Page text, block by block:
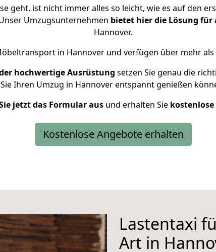
geht, ist nicht immer alles so leicht, wie es auf den
Umzugsunternehmen bietet hier die Lösung für
Hannover.
in Hannover und verfügen über mehr als
hochwertige Ausrüstung setzen Sie genau die
Sie Ihren Umzug in Hannover entspannt genießen
jetzt das Formular ausund erhalten Sie kostenlose
Kostenlose Angebote erhalten
Lastentaxi
Art in